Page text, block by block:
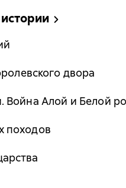
двора
Война Алой и Белой
походов